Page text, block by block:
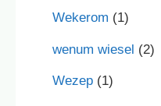
Wekerom (1)
wenum wiesel (2)
Wezep (1)